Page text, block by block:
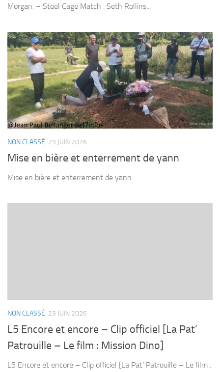
Morgan. – Steel Cage Match : Seth Rollins...
NON CLASSÉ 29 JUIN 2026
Mise en bière et enterrement de yann
Mise en bière et enterrement de yann
NON CLASSÉ 23 JUIN 2026
L5 Encore et encore – Clip officiel [La Pat’
Patrouille – Le film : Mission Dino]
L5 Encore et encore – Clip officiel [La Pat’ Patrouille – Le film :